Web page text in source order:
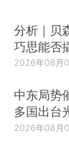
分析｜贝
巧思能否
2026年08月
中东局势
多国出台
2026年08月